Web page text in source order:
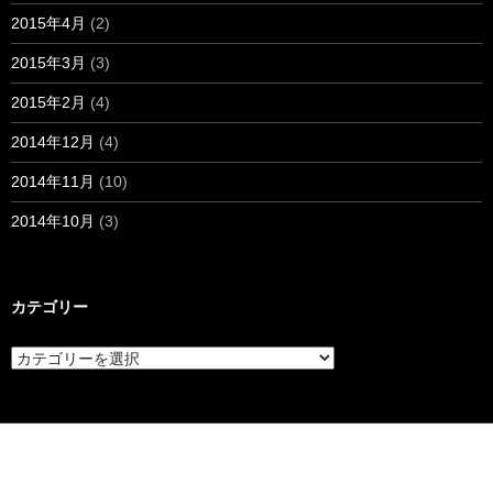
2015年4月 (2)
2015年3月 (3)
2015年2月 (4)
2014年12月 (4)
2014年11月 (10)
2014年10月 (3)
カテゴリー
カ
テ